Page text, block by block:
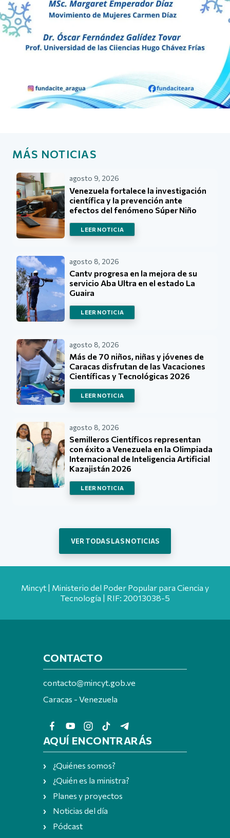
MÁS NOTICIAS
agosto 9, 2026
Venezuela fortalece la investigación
científica y la prevención ante
efectos del fenómeno Súper Niño
LEER NOTICIA
agosto 8, 2026
Cantv progresa en la mejora de su
servicio Aba Ultra en el estado La
Guaira
LEER NOTICIA
agosto 8, 2026
Más de 70 niños, niñas y jóvenes de
Caracas disfrutan de las Vacaciones
Científicas y Tecnológicas 2026
LEER NOTICIA
agosto 8, 2026
Semilleros Científicos representan
con éxito a Venezuela en la Olimpiada
Internacional de Inteligencia Artificial
Kazajistán 2026
LEER NOTICIA
VER TODAS LAS NOTICIAS
Mincyt | Ministerio del Poder Popular para Ciencia y
Tecnología | RIF: 20013038-5
CONTACTO
contacto@mincyt.gob.ve
Caracas - Venezuela
AQUÍ ENCONTRARÁS
¿Quiénes somos?
¿Quién es la ministra?
Planes y proyectos
Noticias del día
Pódcast